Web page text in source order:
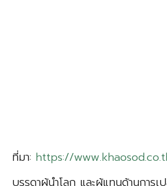
ที่มา: https://
บรรดาผู้นำโลก และผู้แทนด้านกา